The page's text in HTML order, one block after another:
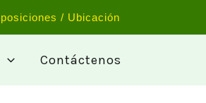
/ Ubicación
Contáctenos